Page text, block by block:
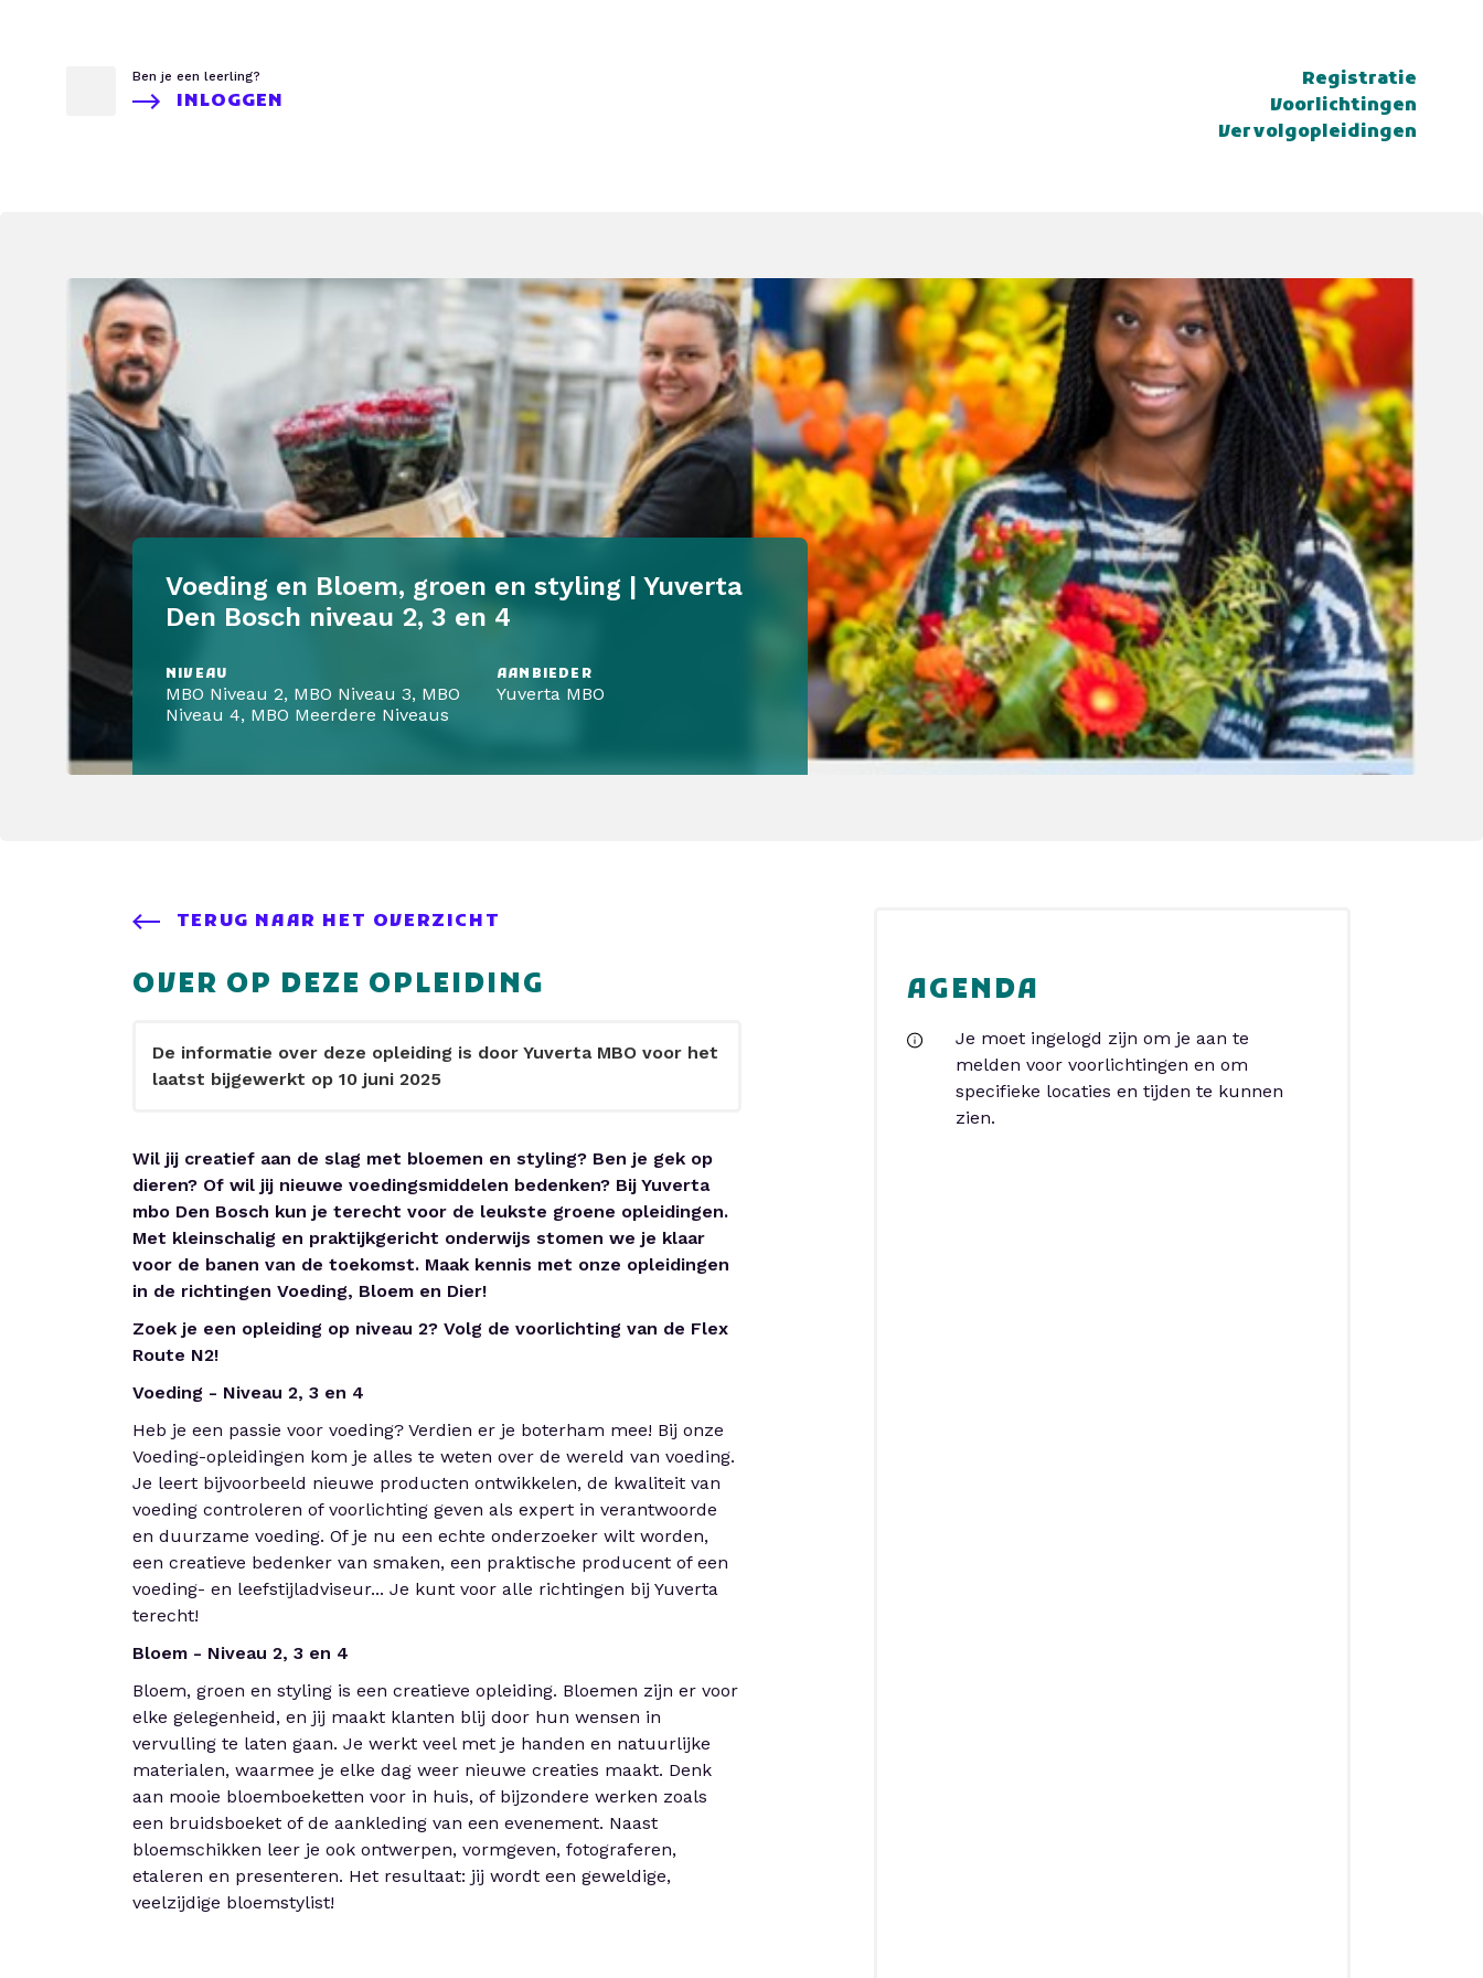
Ben je een leerling?
INLOGGEN
Registratie
Voorlichtingen
Vervolgopleidingen
Voeding en Bloem, groen en styling | Yuverta
Den Bosch niveau 2, 3 en 4
NIVEAU
MBO Niveau 2, MBO Niveau 3, MBO
Niveau 4, MBO Meerdere Niveaus
AANBIEDER
Yuverta MBO
TERUG NAAR HET OVERZICHT
OVER OP DEZE OPLEIDING
De informatie over deze opleiding is door Yuverta MBO voor het
laatst bijgewerkt op 10 juni 2025
Wil jij creatief aan de slag met bloemen en styling? Ben je gek op
dieren? Of wil jij nieuwe voedingsmiddelen bedenken? Bij Yuverta
mbo Den Bosch kun je terecht voor de leukste groene opleidingen.
Met kleinschalig en praktijkgericht onderwijs stomen we je klaar
voor de banen van de toekomst. Maak kennis met onze opleidingen
in de richtingen Voeding, Bloem en Dier!
Zoek je een opleiding op niveau 2? Volg de voorlichting van de Flex
Route N2!
Voeding - Niveau 2, 3 en 4
Heb je een passie voor voeding? Verdien er je boterham mee! Bij onze
Voeding-opleidingen kom je alles te weten over de wereld van voeding.
Je leert bijvoorbeeld nieuwe producten ontwikkelen, de kwaliteit van
voeding controleren of voorlichting geven als expert in verantwoorde
en duurzame voeding. Of je nu een echte onderzoeker wilt worden,
een creatieve bedenker van smaken, een praktische producent of een
voeding- en leefstijladviseur... Je kunt voor alle richtingen bij Yuverta
terecht!
Bloem - Niveau 2, 3 en 4
Bloem, groen en styling is een creatieve opleiding. Bloemen zijn er voor
elke gelegenheid, en jij maakt klanten blij door hun wensen in
vervulling te laten gaan. Je werkt veel met je handen en natuurlijke
materialen, waarmee je elke dag weer nieuwe creaties maakt. Denk
aan mooie bloemboeketten voor in huis, of bijzondere werken zoals
een bruidsboeket of de aankleding van een evenement. Naast
bloemschikken leer je ook ontwerpen, vormgeven, fotograferen,
etaleren en presenteren. Het resultaat: jij wordt een geweldige,
veelzijdige bloemstylist!
AGENDA
Je moet ingelogd zijn om je aan te
melden voor voorlichtingen en om
specifieke locaties en tijden te kunnen
zien.